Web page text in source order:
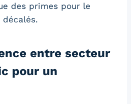
des primes pour le
entre secteur
pour un